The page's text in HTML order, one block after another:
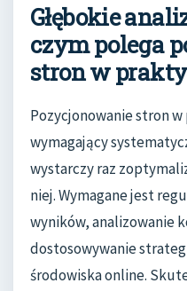
Głębokie
czym polega
stron w
Pozycjonowanie stron
wymagający
wystarczy raz
niej. Wymagane jest
wyników, analizowanie
dostosowywanie
środowiska online.